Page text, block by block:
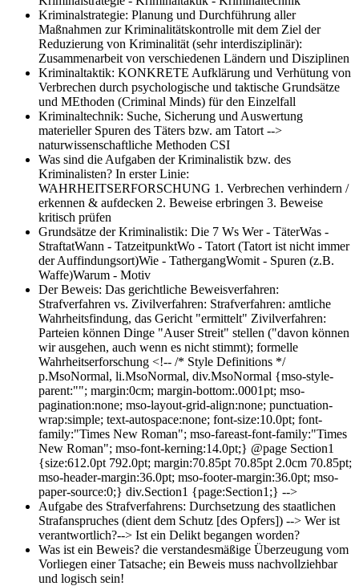
Kriminalstrategie: Planung und Durchführung aller
Maßnahmen zur Kriminalitätskontrolle mit dem Ziel der
Reduzierung von Kriminalität (sehr interdisziplinär):
Zusammenarbeit von verschiedenen Ländern und Disziplinen
Kriminaltaktik: KONKRETE Aufklärung und Verhütung von
Verbrechen durch psychologische und taktische Grundsätze
und MEthoden (Criminal Minds) für den Einzelfall
Kriminaltechnik: Suche, Sicherung und Auswertung
materieller Spuren des Täters bzw. am Tatort -->
naturwissenschaftliche Methoden CSI
Was sind die Aufgaben der Kriminalistik bzw. des
Kriminalisten? In erster Linie:
WAHRHEITSERFORSCHUNG 1. Verbrechen verhindern /
erkennen & aufdecken 2. Beweise erbringen 3. Beweise
kritisch prüfen
Grundsätze der Kriminalistik: Die 7 Ws Wer - TäterWas -
StraftatWann - TatzeitpunktWo - Tatort (Tatort ist nicht immer
der Auffindungsort)Wie - TathergangWomit - Spuren (z.B.
Waffe)Warum - Motiv
Der Beweis: Das gerichtliche Beweisverfahren:
Strafverfahren vs. Zivilverfahren: Strafverfahren: amtliche
Wahrheitsfindung, das Gericht "ermittelt" Zivilverfahren:
Parteien können Dinge "Auser Streit" stellen ("davon können
wir ausgehen, auch wenn es nicht stimmt); formelle
Wahrheitserforschung <!-- /* Style Definitions */
p.MsoNormal, li.MsoNormal, div.MsoNormal {mso-style-
parent:""; margin:0cm; margin-bottom:.0001pt; mso-
pagination:none; mso-layout-grid-align:none; punctuation-
wrap:simple; text-autospace:none; font-size:10.0pt; font-
family:"Times New Roman"; mso-fareast-font-family:"Times
New Roman"; mso-font-kerning:14.0pt;} @page Section1
{size:612.0pt 792.0pt; margin:70.85pt 70.85pt 2.0cm 70.85pt;
mso-header-margin:36.0pt; mso-footer-margin:36.0pt; mso-
paper-source:0;} div.Section1 {page:Section1;} -->
Aufgabe des Strafverfahrens: Durchsetzung des staatlichen
Strafanspruches (dient dem Schutz [des Opfers]) --> Wer ist
verantwortlich?--> Ist ein Delikt begangen worden?
Was ist ein Beweis? die verstandesmäßige Überzeugung vom
Vorliegen einer Tatsache; ein Beweis muss nachvollziehbar
und logisch sein!